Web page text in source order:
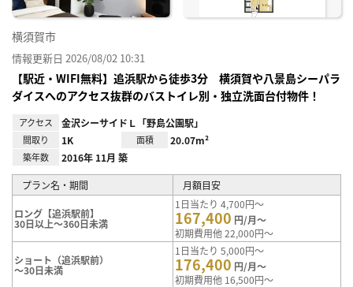
横須賀市
情報更新日 2026/08/02 10:31
【駅近・WIFI無料】追浜駅から徒歩3分 横須賀や八景島シーパラ
ダイスへのアクセス抜群のバストイレ別・独立洗面台付物件！
アクセス 金沢シーサイドＬ「野島公園駅」
間取り 1K 面積 20.07m²
築年数 2016年 11月 築
プラン名・期間 月額目安
ロング【追浜駅前】
30日以上～360日未満
1日当たり 4,700円～
167,400 円/月～
初期費用他 22,000円～
ショート（追浜駅前）
～30日未満
1日当たり 5,000円～
176,400 円/月～
初期費用他 16,500円～